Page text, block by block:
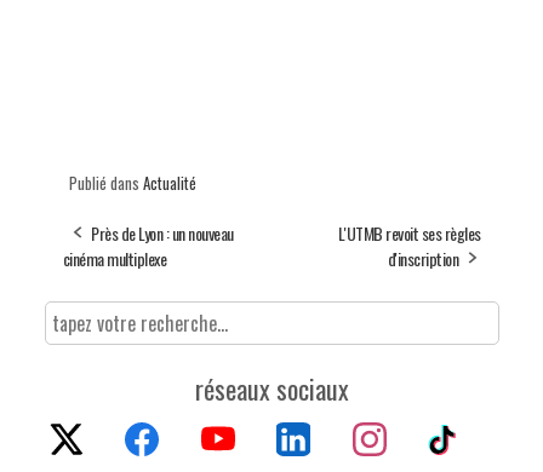
Publié dans Actualité
Près de Lyon : un nouveau
cinéma multiplexe
L'UTMB revoit ses règles
d'inscription
réseaux sociaux